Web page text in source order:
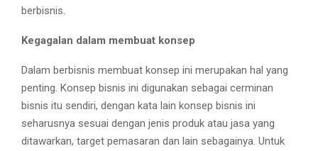
berbisnis.
Kegagalan dalam membuat konsep
Dalam berbisnis membuat konsep ini merupakan hal yang
penting. Konsep bisnis ini digunakan sebagai cerminan
bisnis itu sendiri, dengan kata lain konsep bisnis ini
seharusnya sesuai dengan jenis produk atau jasa yang
ditawarkan, target pemasaran dan lain sebagainya. Untuk